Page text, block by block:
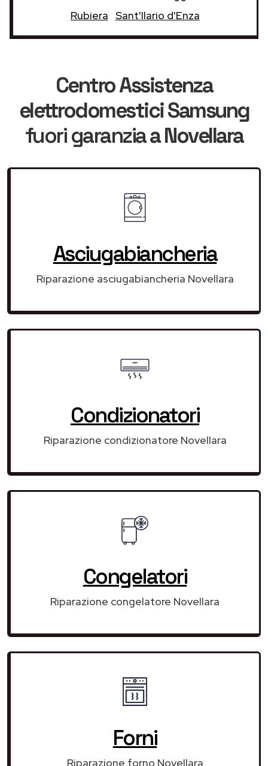
Rubiera Sant'Ilario d'Enza
Centro Assistenza
elettrodomestici Samsung
fuori garanziaa Novellara
Asciugabiancheria
Riparazione asciugabiancheria Novellara
Condizionatori
Riparazione condizionatore Novellara
Congelatori
Riparazione congelatore Novellara
Forni
Riparazione forno Novellara